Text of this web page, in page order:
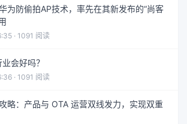
为防偷拍AP技术，率先在其新发布的“尚客
· 1091 阅读
会好吗？
· 1091 阅读
略：产品与 OTA 运营双线发力，实现双重